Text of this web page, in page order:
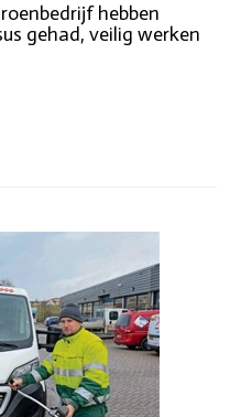
hebben
gehad, veilig werken